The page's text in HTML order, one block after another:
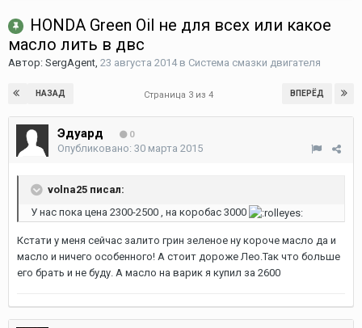
HONDA Green Oil не для всех или какое
масло лить в двс
Автор: SergAgent, 23 августа 2014в Система смазки двигателя
НАЗАД ВПЕРЁД
Страница 3 из 4
Эдуард 0
Опубликовано: 30 марта 2015
volna25 писал:
У нас пока цена 2300-2500 , на коробас 3000
Кстати у меня сейчас залито грин зеленое ну короче масло да и
масло и ничего особенного! А стоит дороже Лео.Так что больше
его брать и не буду. А масло на варик я купил за 2600